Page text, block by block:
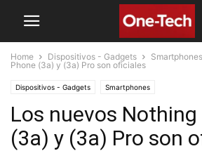
Home Dispositivos - Gadgets Smartphones
Phone (3a) y (3a) Pro son oficiales
Dispositivos - Gadgets Smartphones
Los nuevos Nothing
(3a) y (3a) Pro son